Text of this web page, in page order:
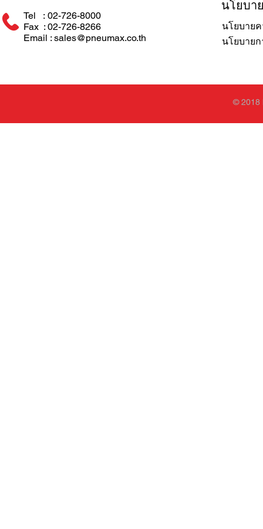
Tel : 02-726-8000
Fax : 02-726-8266
Email : sales@pneumax.co.th
นโยบา
นโยบาย
นโยบาย
© 2018